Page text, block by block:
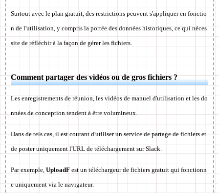
Surtout avec le plan gratuit, des restrictions peuvent s'appliquer en fonctio
n de l'utilisation, y compris la portée des données historiques, ce qui néces
site de réfléchir à la façon de gérer les fichiers.
Comment partager des vidéos ou de gros fichiers ?
Les enregistrements de réunion, les vidéos de manuel d'utilisation et les do
nnées de conception tendent à être volumineux.
Dans de tels cas, il est courant d'utiliser un service de partage de fichiers et
de poster uniquement l'URL de téléchargement sur Slack.
Par exemple, UploadF est un téléchargeur de fichiers gratuit qui fonctionn
e uniquement via le navigateur.